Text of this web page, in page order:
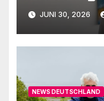
aufJUNI 30, 2026
NEWS DEUTSCHLAND